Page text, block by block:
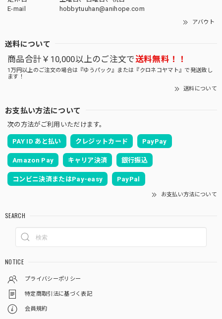
E-mail
hobbytuuhan@anihope.com
アバウト
送料について
商品合計￥10,000以上のご注文で送料無料！！
1万円以上のご注文の場合は『ゆうパック』または『クロネコヤマト』で発送致し
ます！
送料について
お支払い方法について
次の方法がご利用いただけます。
PAY ID あと払い クレジットカード PayPay
Amazon Pay キャリア決済 銀行振込
コンビニ決済またはPay-easy PayPal
お支払い方法について
SEARCH
NOTICE
プライバシーポリシー
特定商取引法に基づく表記
会員規約